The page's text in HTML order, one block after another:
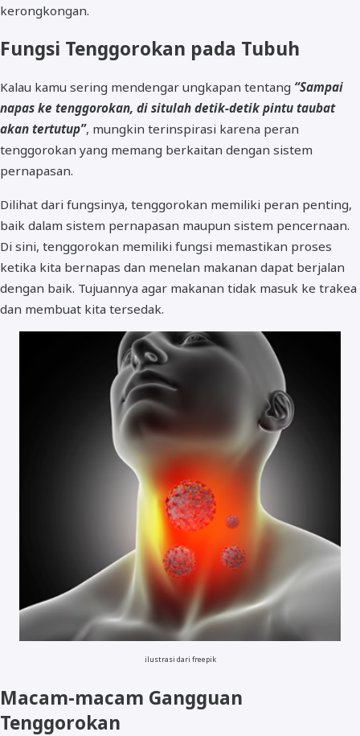
kerongkongan.
Fungsi Tenggorokan pada Tubuh
Kalau kamu sering mendengar ungkapan tentang “Sampai
napas ke tenggorokan, di situlah detik-detik pintu taubat
akan tertutup”, mungkin terinspirasi karena peran
tenggorokan yang memang berkaitan dengan sistem
pernapasan.
Dilihat dari fungsinya, tenggorokan memiliki peran penting,
baik dalam sistem pernapasan maupun sistem pencernaan.
Di sini, tenggorokan memiliki fungsi memastikan proses
ketika kita bernapas dan menelan makanan dapat berjalan
dengan baik. Tujuannya agar makanan tidak masuk ke trakea
dan membuat kita tersedak.
ilustrasi dari freepik
Macam-macam Gangguan
Tenggorokan